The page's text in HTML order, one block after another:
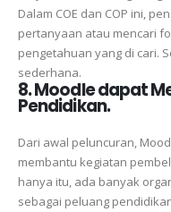
Dalam COE dan COP ini,
pertanyaan atau mencari
pengetahuan yang di cari.
sederhana.
8. Moodle dapat
Pendidikan.
Dari awal peluncuran,
membantu kegiatan
hanya itu, ada banyak
sebagai peluang